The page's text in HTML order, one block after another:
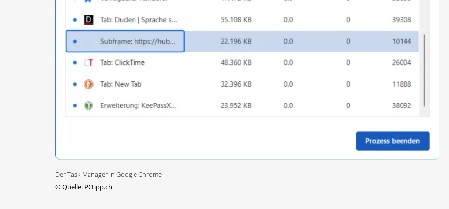
Der Task-Manager in Google Chrome
©Quelle: PCtipp.ch